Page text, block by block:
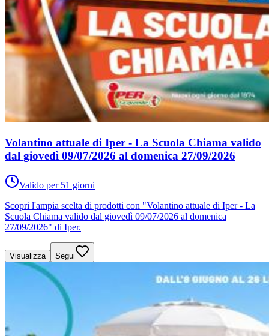
Volantino attuale di Iper - La Scuola Chiama valido
dal giovedì 09/07/2026 al domenica 27/09/2026
Valido per 51 giorni
Scopri l'ampia scelta di prodotti con "Volantino attuale di Iper - La
Scuola Chiama valido dal giovedì 09/07/2026 al domenica
27/09/2026" di Iper.
Visualizza Segui